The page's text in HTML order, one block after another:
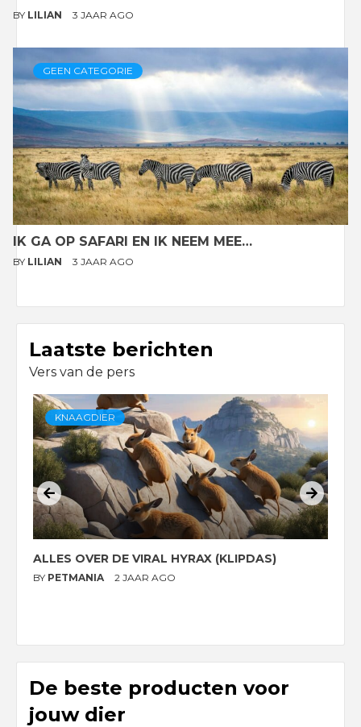
BY LILIAN 3 JAAR AGO
GEEN CATEGORIE
IK GA OP SAFARI EN IK NEEM MEE…
BY LILIAN 3 JAAR AGO
Laatste berichten
Vers van de pers
KNAAGDIER
ALLES OVER DE VIRAL HYRAX (KLIPDAS)
BY PETMANIA 2 JAAR AGO
De beste producten voor
jouw dier